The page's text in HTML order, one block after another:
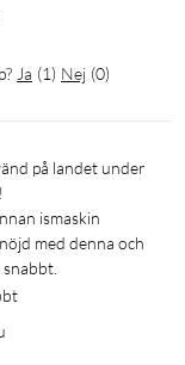
panelen
klara!
Ja (1) Nej (0)
ismaskin
med denna och